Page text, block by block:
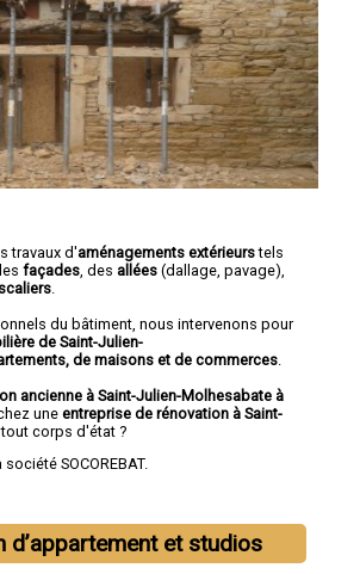
travaux d'aménagements extérieurstels
façades , des allées (dallage, pavage),
du bâtiment, nous intervenons pour
de Saint-Julien-
de maisons et de commerces
ancienne à Saint-Julien-Molhesabate à
uneentreprise de rénovation à Saint-
tout corps d'état ?
SOCOREBAT.
d’appartement et studios